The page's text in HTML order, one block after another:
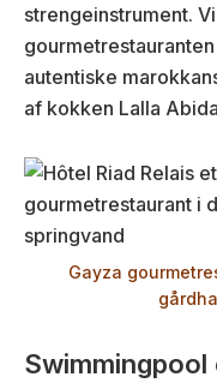
strengeinstrument.
autentiske
af kokken Lalla
Gayza
Swimmingpool